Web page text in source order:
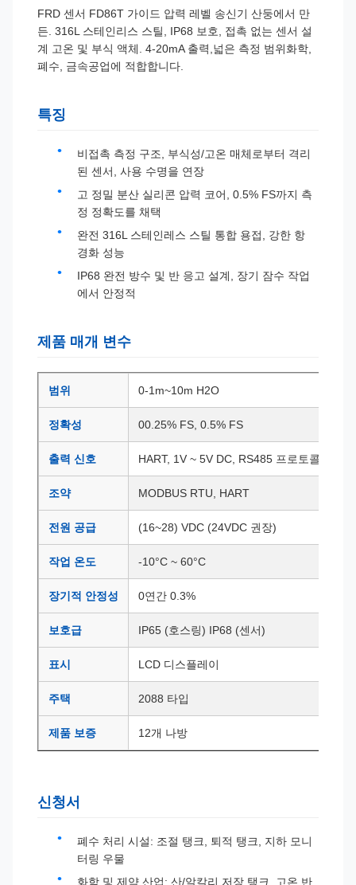
FRD 센서 FD86T 가이드 압력 레벨 송신기 산둥에서 만
든. 316L 스테인리스 스틸, IP68 보호, 접촉 없는 센서 설
계 고온 및 부식 액체. 4-20mA 출력,넓은 측정 범위화학,
폐수, 금속공업에 적합합니다.
특징
비접촉 측정 구조, 부식성/고온 매체로부터 격리
된 센서, 사용 수명을 연장
고 정밀 분산 실리콘 압력 코어, 0.5% FS까지 측
정 정확도를 채택
완전 316L 스테인레스 스틸 통합 용접, 강한 항
경화 성능
IP68 완전 방수 및 반 응고 설계, 장기 잠수 작업
에서 안정적
제품 매개 변수
범위 0-1m~10m H2O
정확성 00.25% FS, 0.5% FS
출력 신호 HART, 1V ~ 5V DC, RS485 프로토콜로 4 ∼
조약 MODBUS RTU, HART
전원 공급 (16~28) VDC (24VDC 권장)
작업 온도 -10°C ~ 60°C
장기적 안정성 0연간 0.3%
보호급 IP65 (호스링) IP68 (센서)
표시 LCD 디스플레이
주택 2088 타입
제품 보증 12개 나방
신청서
폐수 처리 시설: 조절 탱크, 퇴적 탱크, 지하 모니
터링 우물
화학 및 제약 산업: 산/알칼리 저장 탱크, 고온 반